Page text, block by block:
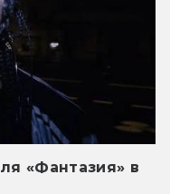
«Фантазия» в